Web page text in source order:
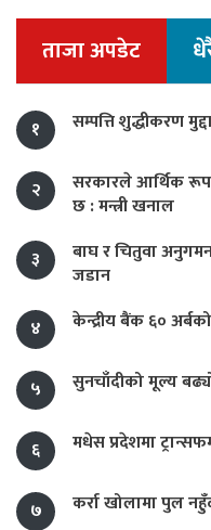
ताजा अपडेट
१ सम्पत्ति शुद्धीकरण
२
सरकारले आर्थिक
छ : मन्त्री खनाल
३
बाघ र चितुवा
जडान
४
केन्द्रीय बैंक ६०
५ सुनचाँदीको मूल्य
६ मधेस प्रदेशमा
७ कर्रा खोलामा पुल